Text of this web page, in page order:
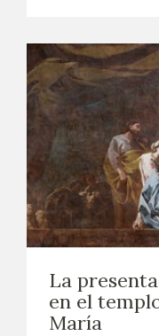
La
en el
María